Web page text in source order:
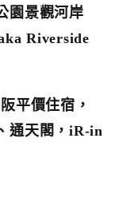
園景觀河岸
Riverside
平價住宿，
通天閣，iR-in